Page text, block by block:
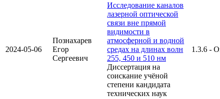
2024-05-06
Познахарев
Егор
Сергеевич
Исследование каналов
лазерной оптической
связи вне прямой
видимости в
атмосферной и водной
средах на длинах волн
255, 450 и 510 нм
Диссертация на
соискание учёной
степени кандидата
технических наук
1.3.6 -